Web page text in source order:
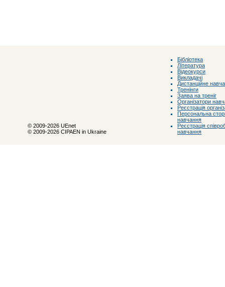
© 2009-2026 UEnet
© 2009-2026 CIPAEN in Ukraine
Бібліотека
Література
Відеокурси
Викладачі
Дистанційне
Тренінги
Заява на треніг
Організатори
Реєстрація
Персональна
навчання
Реєстрація
навчання